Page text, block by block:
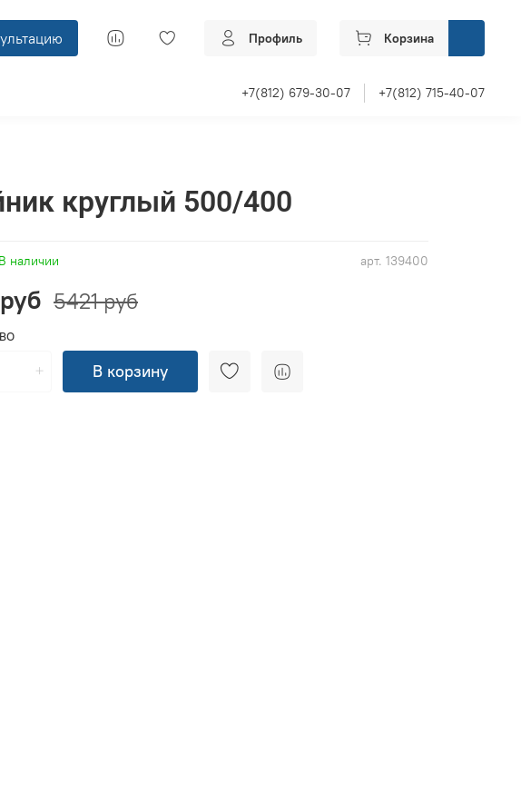
Профиль Корзина
+7(812) 679-30-07 +7(812) 715-40-07
арт. 139400
В наличии
круглый 500/400
5421 руб
В корзину